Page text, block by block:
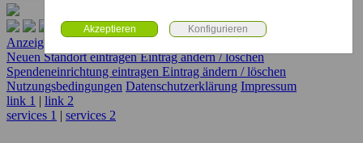
Anzeige erstellen
Neuen Standort eintragenEintrag ändern / löschen
Spendeneinrichtung eintragen Eintrag ändern / löschen
Nutzungsbedingungen Datenschutzerklärung Impressum
link 1 | link 2
services 1 | services 2